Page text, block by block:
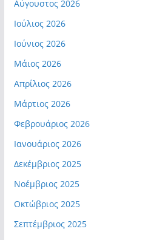
Αύγουστος 2026
Ιούλιος 2026
Ιούνιος 2026
Μάιος 2026
Απρίλιος 2026
Μάρτιος 2026
Φεβρουάριος 2026
Ιανουάριος 2026
Δεκέμβριος 2025
Νοέμβριος 2025
Οκτώβριος 2025
Σεπτέμβριος 2025